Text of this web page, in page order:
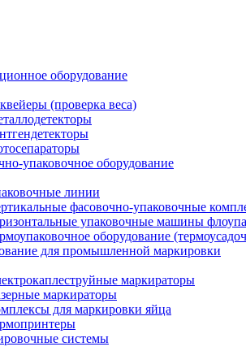
оборудование
(проверка веса)
упаковочное оборудование
линии
фасовочно-упаковочные
упаковочные машины
оборудование
для промышленной маркировки
маркираторы
маркираторы
для маркировки яйца
системы